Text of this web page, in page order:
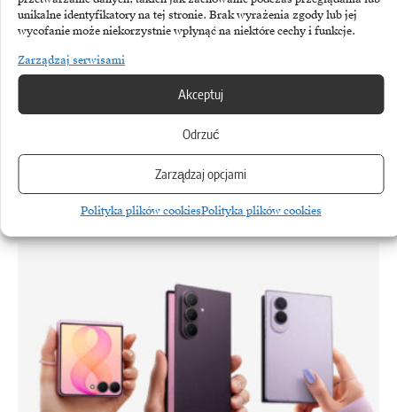
unikalne identyfikatory na tej stronie. Brak wyrażenia zgody lub jej
wycofanie może niekorzystnie wpłynąć na niektóre cechy i funkcje.
Zarządzaj serwisami
Akceptuj
Odrzuć
Zarządzaj opcjami
Polityka plików cookiesPolityka plików cookies
Anthropic z pozwem o patenty na sieci neuronowe